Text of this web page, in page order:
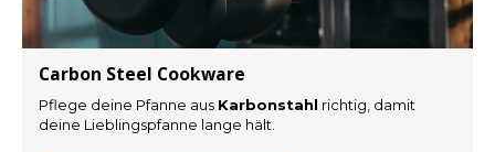
Carbon Steel Cookware
Pflege deine Pfanne aus Karbonstahl richtig, damit
deine Lieblingspfanne lange hält.